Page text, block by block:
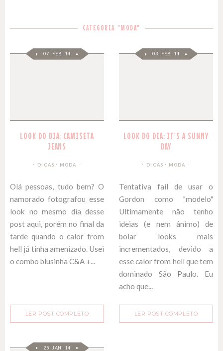
CATEGORIA "MODA"
07 FEB 14
LOOK DO DIA: CAMISETA
JEANS
DICAS ∙ MODA
Olá pessoas, tudo bem? O
namorado fotografou esse
look no mesmo dia desse
post aqui, porém no final da
tarde quando o calor from
hell já tinha amenizado. Usei
o combo blusinha C&A +...
LER POST COMPLETO
03 FEB 14
LOOK DO DIA: IT'S A SUNNY
DAY
DICAS ∙ MODA
Tentativa fail de usar o
Gordon como "modelo"
Ultimamente não tenho
ideias (e nem ânimo) de
bolar looks mais
incrementados, devido a
esse calor from hell que tem
dominado São Paulo. Eu
acho que...
LER POST COMPLETO
25 JAN 14